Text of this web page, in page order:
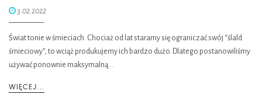
3.02.2022
Świat tonie w śmieciach. Chociaż od lat staramy się ograniczać swój “ślald
śmieciowy”, to wciąż produkujemy ich bardzo dużo. Dlatego postanowiliśmy
używać ponownie maksymalną…
WIĘCEJ...